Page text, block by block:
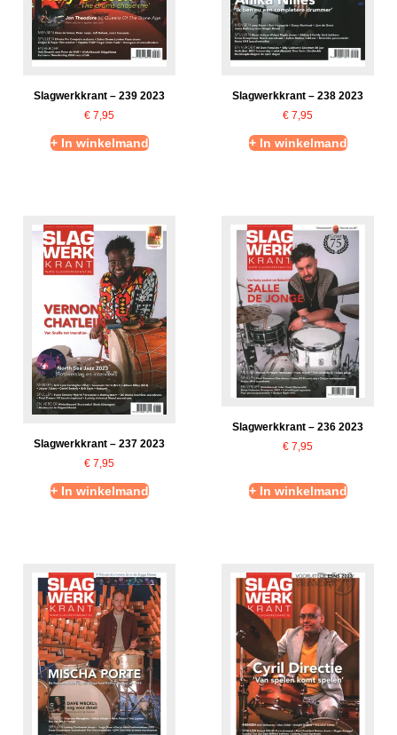
Slagwerkkrant – 239 2023
€ 7,95
+ In winkelmand
Slagwerkkrant – 238 2023
€ 7,95
+ In winkelmand
Slagwerkkrant – 237 2023
€ 7,95
+ In winkelmand
Slagwerkkrant – 236 2023
€ 7,95
+ In winkelmand